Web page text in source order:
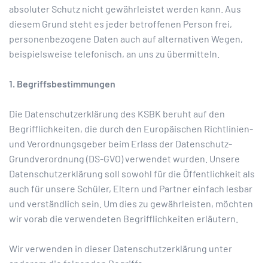
absoluter Schutz nicht gewährleistet werden kann. Aus
diesem Grund steht es jeder betroffenen Person frei,
personenbezogene Daten auch auf alternativen Wegen,
beispielsweise telefonisch, an uns zu übermitteln.
1. Begriffsbestimmungen
Die Datenschutzerklärung des KSBK beruht auf den
Begrifflichkeiten, die durch den Europäischen Richtlinien-
und Verordnungsgeber beim Erlass der Datenschutz-
Grundverordnung (DS-GVO) verwendet wurden. Unsere
Datenschutzerklärung soll sowohl für die Öffentlichkeit als
auch für unsere Schüler, Eltern und Partner einfach lesbar
und verständlich sein. Um dies zu gewährleisten, möchten
wir vorab die verwendeten Begrifflichkeiten erläutern.
Wir verwenden in dieser Datenschutzerklärung unter